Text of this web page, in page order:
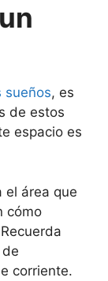
sueños, es
de estos
espacio es
el área que
cómo
corriente.